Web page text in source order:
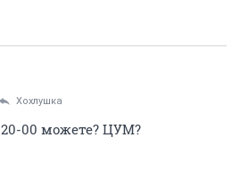
Хохлушка
00 можете? ЦУМ?